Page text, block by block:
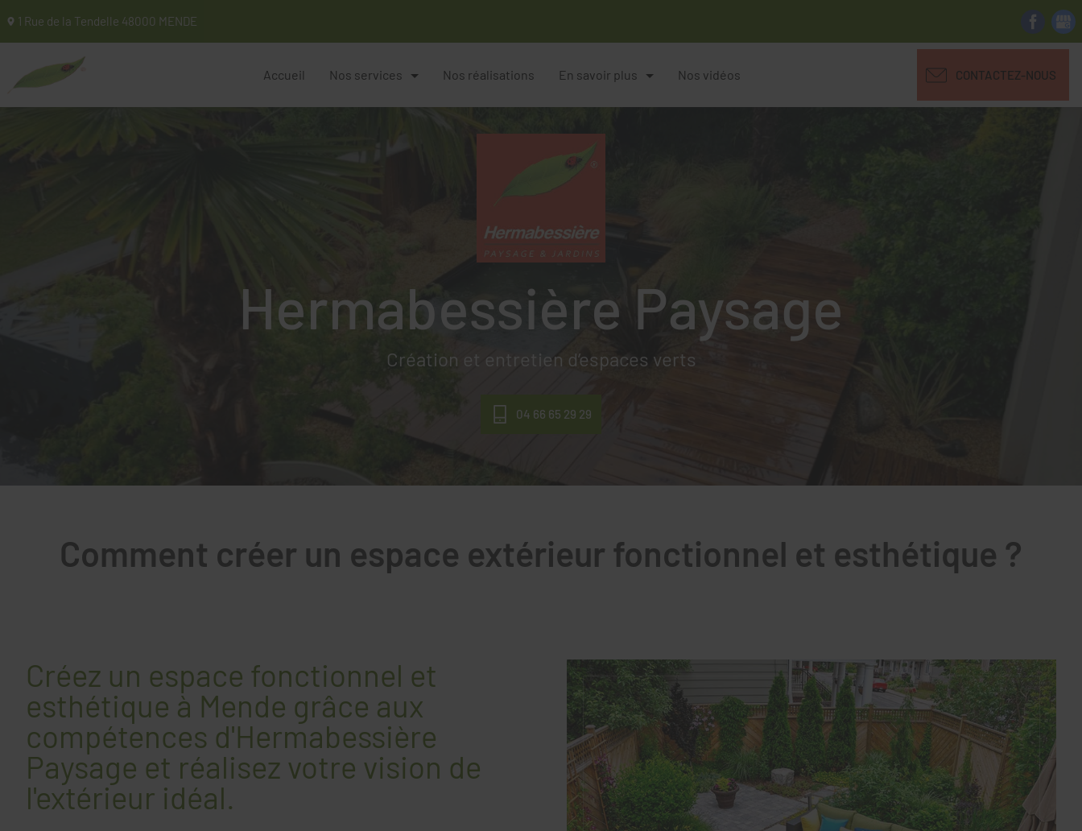
1 Rue de la Tendelle 48000 MENDE
Hermabessière Paysage
Création et entretien d’espaces verts
04 66 65 29 29
Accueil Nos services Nos réalisations En savoir plus Nos vidéos CONTACTEZ-NOUS
Comment créer un espace extérieur fonctionnel et esthétique ?
Créez un espace fonctionnel et
esthétique à Mende grâce aux
compétences d'Hermabessière
Paysage et réalisez votre vision de
l'extérieur idéal.